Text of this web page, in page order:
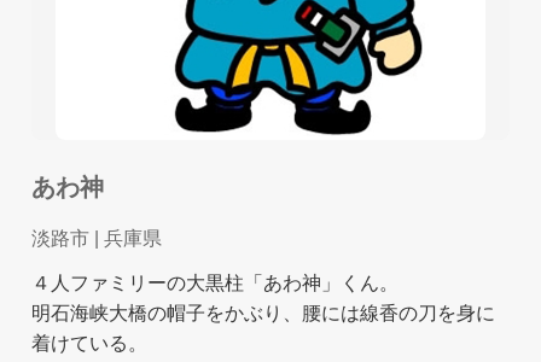
あわ神
淡路市 | 兵庫県
４人ファミリーの大黒柱「あわ神」くん。
明石海峡大橋の帽子をかぶり、腰には線香の刀を身に
着けている。